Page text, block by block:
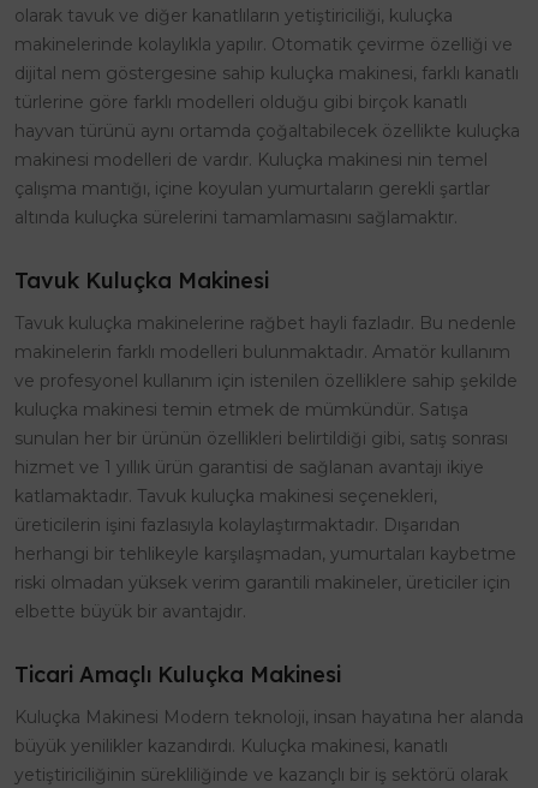
olarak tavuk ve diğer kanatlıların yetiştiriciliği, kuluçka
makinelerinde kolaylıkla yapılır. Otomatik çevirme özelliği ve
dijital nem göstergesine sahip kuluçka makinesi, farklı kanatlı
türlerine göre farklı modelleri olduğu gibi birçok kanatlı
hayvan türünü aynı ortamda çoğaltabilecek özellikte kuluçka
makinesi modelleri de vardır. Kuluçka makinesi nin temel
çalışma mantığı, içine koyulan yumurtaların gerekli şartlar
altında kuluçka sürelerini tamamlamasını sağlamaktır.
Tavuk Kuluçka Makinesi
Tavuk kuluçka makinelerine rağbet hayli fazladır. Bu nedenle
makinelerin farklı modelleri bulunmaktadır. Amatör kullanım
ve profesyonel kullanım için istenilen özelliklere sahip şekilde
kuluçka makinesi temin etmek de mümkündür. Satışa
sunulan her bir ürünün özellikleri belirtildiği gibi, satış sonrası
hizmet ve 1 yıllık ürün garantisi de sağlanan avantajı ikiye
katlamaktadır. Tavuk kuluçka makinesi seçenekleri,
üreticilerin işini fazlasıyla kolaylaştırmaktadır. Dışarıdan
herhangi bir tehlikeyle karşılaşmadan, yumurtaları kaybetme
riski olmadan yüksek verim garantili makineler, üreticiler için
elbette büyük bir avantajdır.
Ticari Amaçlı Kuluçka Makinesi
Kuluçka Makinesi Modern teknoloji, insan hayatına her alanda
büyük yenilikler kazandırdı. Kuluçka makinesi, kanatlı
yetiştiriciliğinin sürekliliğinde ve kazançlı bir iş sektörü olarak